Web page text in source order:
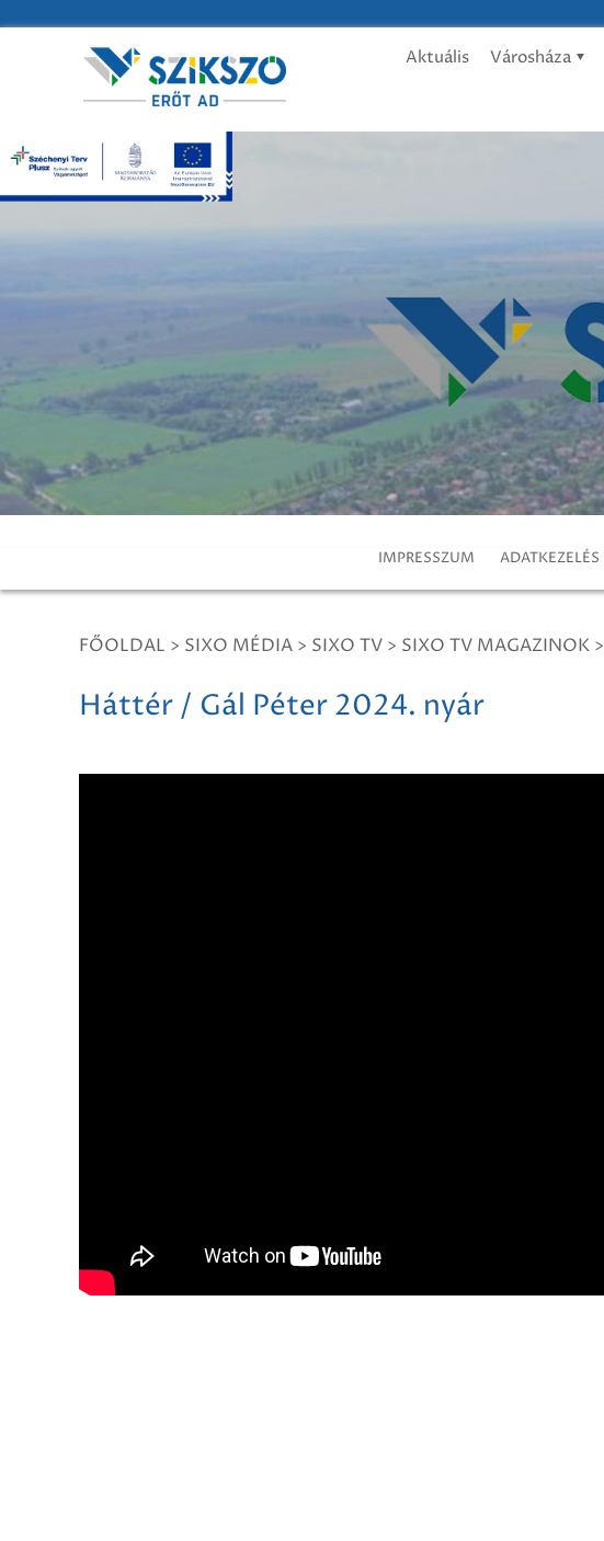
Aktuális Városháza
IMPRESSZUM ADATKEZELÉS
FŐOLDAL > SIXO MÉDIA > SIXO TV > SIXO TV MAGAZINOK >
Háttér / Gál Péter 2024. nyár